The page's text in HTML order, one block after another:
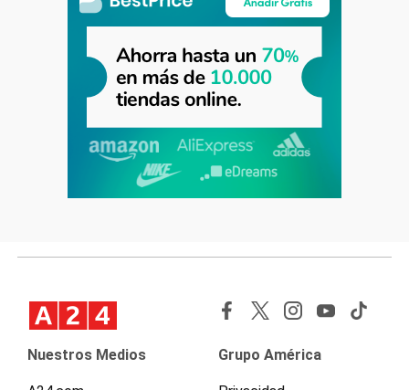
Nuestros Medios Grupo América